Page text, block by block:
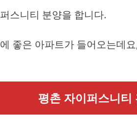
스니티 분양을 합니다.
좋은 아파트가 들어오는데
평촌 자이퍼스니티